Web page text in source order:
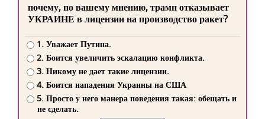
почему, по вашему мнению, трамп отказывает
УКРАИНЕ в лицензии на производство ракет?
1. Уважает Путина.
2. Боится увеличить эскалацию конфликта.
3. Никому не дает такие лицензии.
4. Боится нападения Украины на США
5. Просто у него манера поведения такая: обещать и
не сделать.